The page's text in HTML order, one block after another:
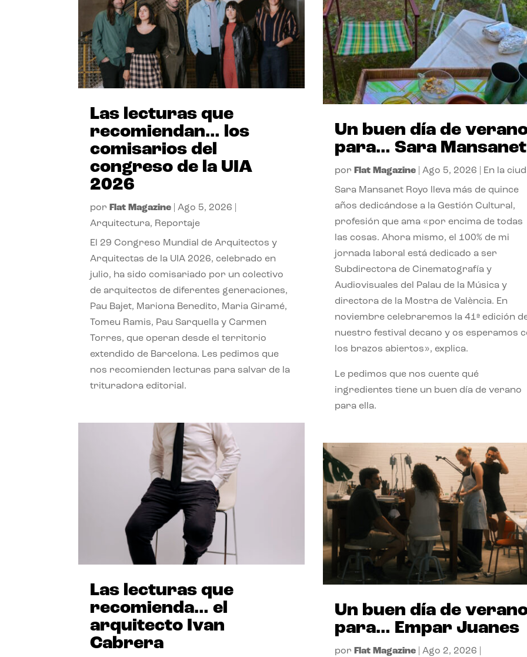
Las lecturas que
recomiendan… los
comisarios del
congreso de la UIA
2026
por Flat Magazine |Ago 5, 2026
Arquitectura, Reportaje
El 29 Congreso Mundial de Arquitectos y
Arquitectas de la UIA 2026, celebrado en
julio, ha sido comisariado por un colectivo
de arquitectos de diferentes generaciones,
Pau Bajet, Mariona Benedito, Maria Giramé,
Tomeu Ramis, Pau Sarquella y Carmen
Torres, que operan desde el territorio
extendido de Barcelona. Les pedimos que
nos recomienden lecturas para salvar de la
trituradora editorial.
Las lecturas que
recomienda… el
arquitecto Ivan
Cabrera
Un buen día de
para… Sara Mansanet
por Flat Magazine| Ago 5, 2026 En la
Sara Mansanet Royo lleva más de quince
años dedicándose a la Gestión Cultural,
profesión que ama «por encima de todas
las cosas. Ahora mismo, el 100% de mi
jornada laboral está dedicado a ser
Subdirectora de Cinematografía y
Audiovisuales del Palau de la Música y
directora de la Mostra de València. En
noviembre celebraremos la 41ª edición
nuestro festival decano y os esperamos
los brazos abiertos», explica.
Le pedimos que nos cuente qué
ingredientes tiene un buen día de verano
para ella.
Un buen día de
para… Empar Juanes
por Flat Magazine| Ago 2, 2026